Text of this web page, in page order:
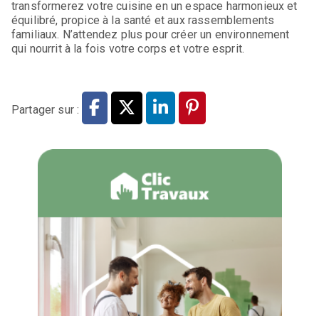
transformerez votre cuisine en un espace harmonieux et
équilibré, propice à la santé et aux rassemblements
familiaux. N’attendez plus pour créer un environnement
qui nourrit à la fois votre corps et votre esprit.
Partager sur :